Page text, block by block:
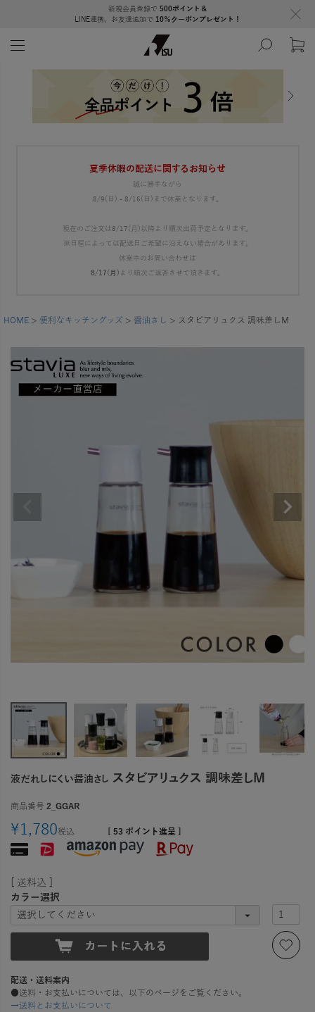
新規会員登録で 500ポイント＆
LINE連携、お友達追加で 10％クーポンプレゼント！
夏季休暇の配送に関するお知らせ
誠に勝手ながら
8/9(日) - 8/16(日)まで休業となります。
現在のご注文は8/17(月)以降より順次出荷予定となります。
※日程によっては配送日ご希望に沿えない場合があります。
休業中のお問い合わせは
8/17(月) より順次ご返答させて頂きます。
HOME 便利なキッチングッズ 醤油さし スタビアリュクス 調味差しM
液だれしにくい醤油さし スタビアリュクス 調味差しM
商品番号 2_GGAR
¥1,780税込 53 ポイント進呈 ]
送料込
カラー選択
配送・送料案内
●送料・お支払いについては、以下のページをご覧ください。
→送料とお支払いについて